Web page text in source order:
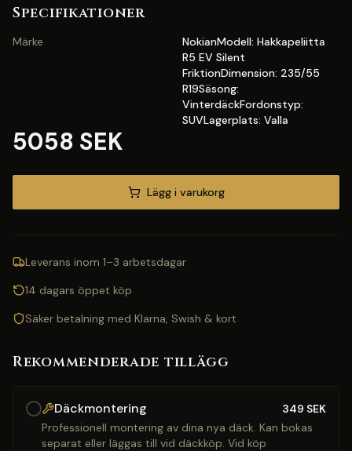
Specifikationer
Märke
NokianModell: Hakkapeliitta
R5 EV Silent
FriktionDimension: 235/55
R19Säsong:
VinterdäckFordonstyp:
SUVLagerplats: Valla
5058 SEK
Lägg i varukorg
Leverans inom 1–3 arbetsdagar
14 dagars öppet köp
Säker betalning med Klarna, Swish & kort
Rekommenderade tillägg
Däckmontering 349 SEK
Professionell montering av dina nya däck. Kan bokas
separat eller läggas till vid däckköp. Vid köp